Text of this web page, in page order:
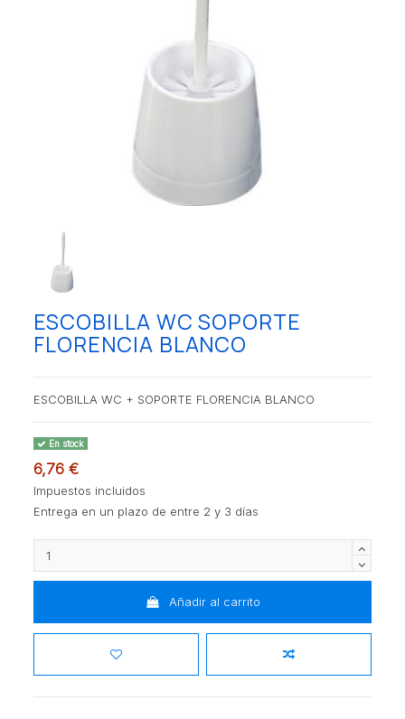
ESCOBILLA WC SOPORTE
FLORENCIA BLANCO
ESCOBILLA WC + SOPORTE FLORENCIA BLANCO
En stock
6,76 €
Impuestos incluidos
Entrega en un plazo de entre 2 y 3 días
Añadir al carrito